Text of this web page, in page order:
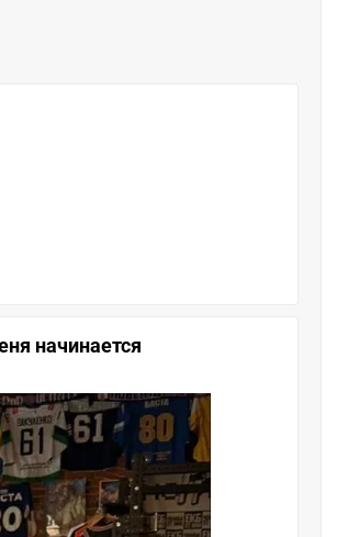
начинается